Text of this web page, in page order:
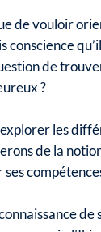
de vouloir
conscience
de
?
les
de la
de